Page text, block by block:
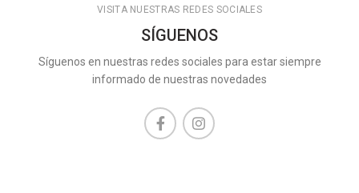
VISITA NUESTRAS REDES SOCIALES
SÍGUENOS
Síguenos en nuestras redes sociales para estar siempre
informado de nuestras novedades